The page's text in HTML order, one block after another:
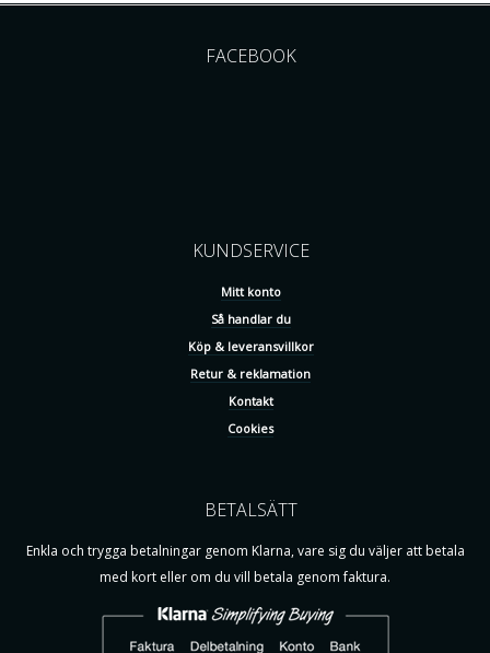
FACEBOOK
KUNDSERVICE
Mitt konto
Så handlar du
Köp & leveransvillkor
Retur & reklamation
Kontakt
Cookies
BETALSÄTT
Enkla och trygga betalningar genom Klarna, vare sig du väljer att betala
med kort eller om du vill betala genom faktura.